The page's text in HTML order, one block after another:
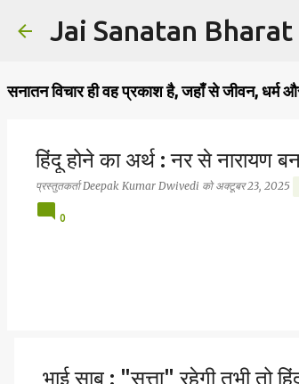
Jai Sanatan Bharat
सनातन विचार ही वह प्रकाश है, जहाँ से जीवन, धर्म
हिंदू होने का अर्थ : नर से नारायण
प्रस्तुतकर्ताDeepak Kumar Dwivedi कोअक्टूबर 23, 2025
0
भाई साब : "सत्ता" रहेगी तभी